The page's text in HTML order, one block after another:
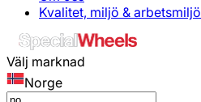
Kvalitet, miljö & arbetsmiljö
Välj marknad
Norge